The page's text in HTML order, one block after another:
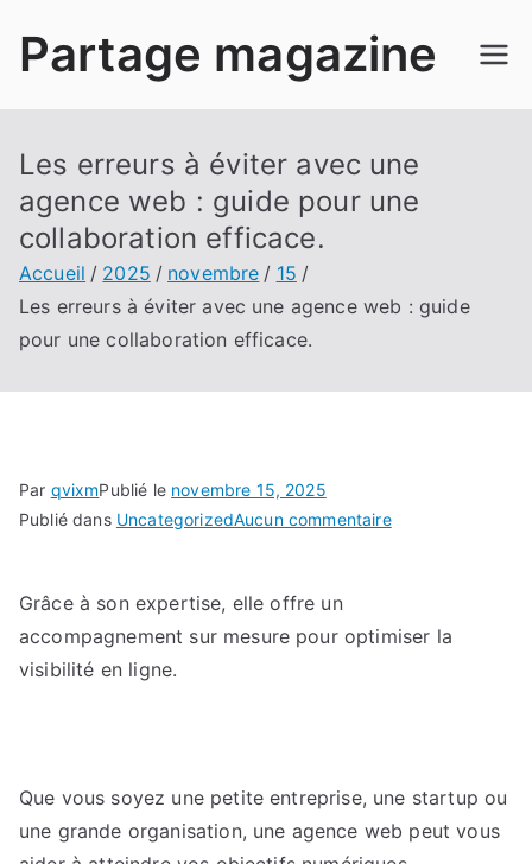
Partage magazine
Les erreurs à éviter avec une
agence web : guide pour une
collaboration efficace.
Accueil 2025 novembre
15
Les erreurs à éviter avec une agence web : guide
pour une collaboration efficace.
Par qvixmPublié le novembre 15, 2025
Publié dans UncategorizedAucun commentairesur
éviter
pour
Grâce à son expertise, elle offre un
accompagnement sur mesure pour optimiser la
visibilité en ligne.
Que vous soyez une petite entreprise, une startup ou
une grande organisation, une agence web peut vous